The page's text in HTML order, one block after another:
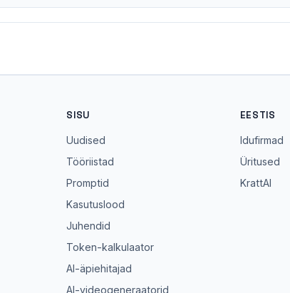
SISU
Uudised
Tööriistad
Promptid
Kasutuslood
Juhendid
Token-kalkulaator
AI-äpiehitajad
AI-videogeneraatorid
EESTIS
Idufirmad
Üritused
KrattAI